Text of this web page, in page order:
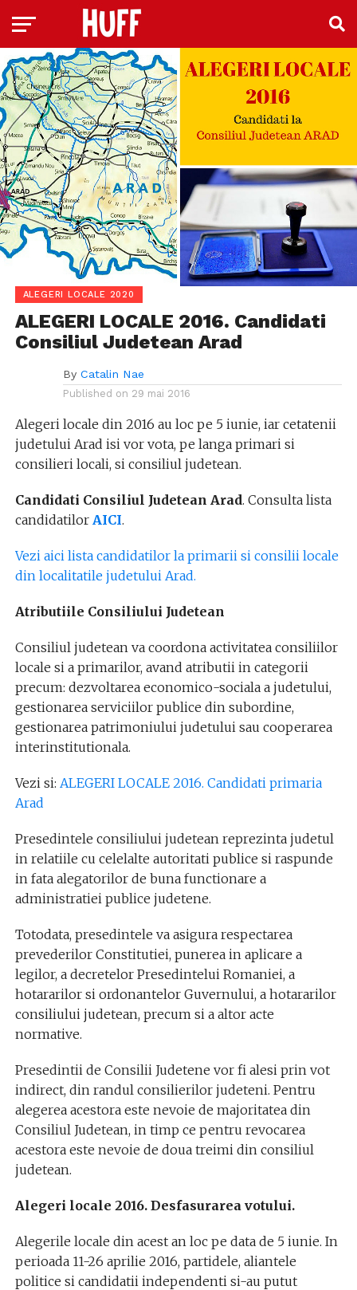
ALEGERI LOCALE 2020
ALEGERI LOCALE 2016. Candidati
Consiliul Judetean Arad
By Catalin Nae
Published on 29 mai 2016
Alegeri locale din 2016 au loc pe 5 iunie, iar cetatenii
judetului Arad isi vor vota, pe langa primari si
consilieri locali, si consiliul judetean.
Candidati Consiliul Judetean Arad. Consulta lista
candidatilor AICI.
Vezi aici lista candidatilor la primarii si consilii locale
din localitatile judetului Arad.
Atributiile Consiliului Judetean
Consiliul judetean va coordona activitatea consiliilor
locale si a primarilor, avand atributii in categorii
precum: dezvoltarea economico-sociala a judetului,
gestionarea serviciilor publice din subordine,
gestionarea patrimoniului judetului sau cooperarea
interinstitutionala.
Vezi si: ALEGERI LOCALE 2016. Candidati primaria
Arad
Presedintele consiliului judetean reprezinta judetul
in relatiile cu celelalte autoritati publice si raspunde
in fata alegatorilor de buna functionare a
administratiei publice judetene.
Totodata, presedintele va asigura respectarea
prevederilor Constitutiei, punerea in aplicare a
legilor, a decretelor Presedintelui Romaniei, a
hotararilor si ordonantelor Guvernului, a hotararilor
consiliului judetean, precum si a altor acte
normative.
Presedintii de Consilii Judetene vor fi alesi prin vot
indirect, din randul consilierilor judeteni. Pentru
alegerea acestora este nevoie de majoritatea din
Consiliul Judetean, in timp ce pentru revocarea
acestora este nevoie de doua treimi din consiliul
judetean.
Alegeri locale 2016. Desfasurarea votului.
Alegerile locale din acest an loc pe data de 5 iunie. In
perioada 11-26 aprilie 2016, partidele, aliantele
politice si candidatii independenti si-au putut